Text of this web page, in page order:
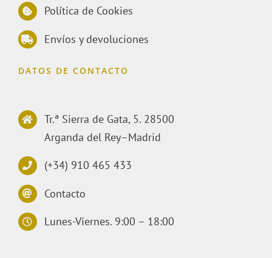
Política de Cookies
Envíos y devoluciones
DATOS DE CONTACTO
Tr.ª Sierra de Gata, 5. 28500
Arganda del Rey–Madrid
(+34) 910 465 433
Contacto
Lunes-Viernes. 9:00 – 18:00